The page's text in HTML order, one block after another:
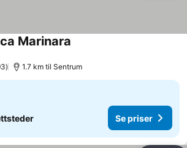
Marinara
1.7 km til Sentrum
Se priser